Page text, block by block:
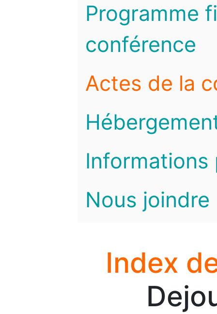
Programme
conférence
Actes de la
Informations
Nous joindre
Index